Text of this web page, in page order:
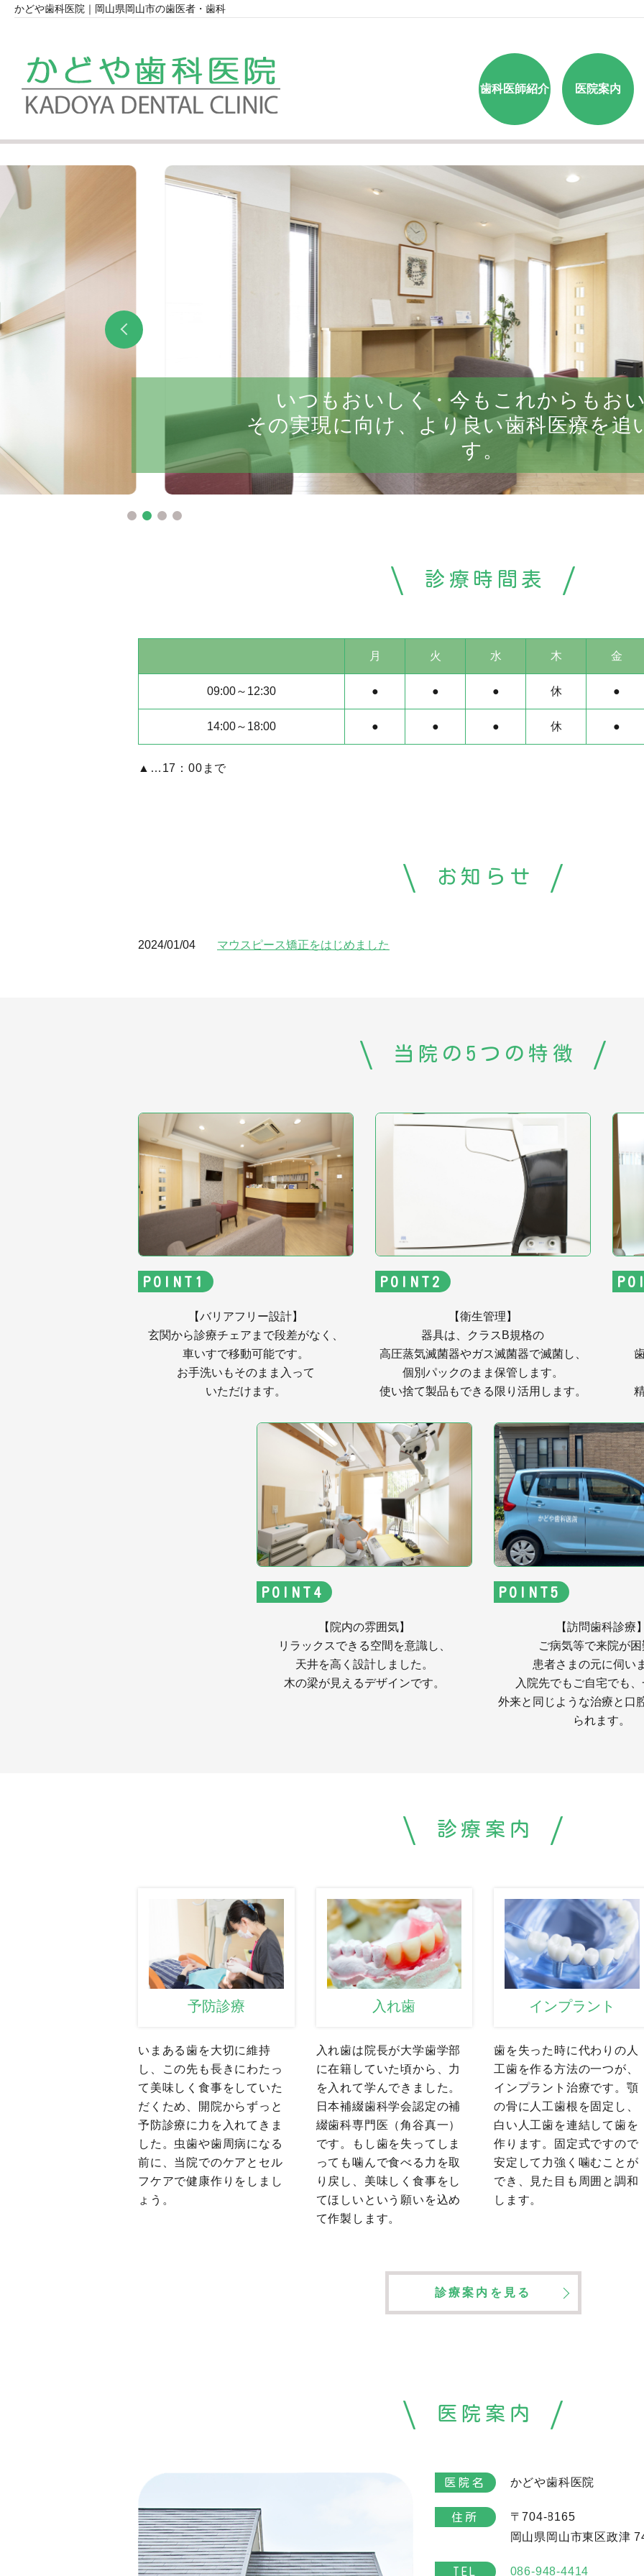
かどや歯科医院｜岡山県岡山市の歯医者・歯科
歯科医師紹介 医院案内
いつもおいしく・今もこれからもお
その実現に向け、より良い歯科医療を追
す。
診療時間表
月 火 水 木 金
09:00～12:30 ● ● ● 休 ●
14:00～18:00 ● ● ● 休 ●
▲…17：00まで
お知らせ
2024/01/04 マウスピース矯正をはじめました
当院の5つの特徴
POINT
【バリアフリー設計】
玄関から診療チェアまで段差がなく、
車いすで移動可能です。
お手洗いもそのまま入って
いただけます。
POINT
【衛生管理】
器具は、クラスB規格の
高圧蒸気滅菌器やガス滅菌器で滅菌し、
個別パックのまま保管します。
使い捨て製品もできる限り活用します。
POINT
【院内の雰囲気】
リラックスできる空間を意識し、
天井を高く設計しました。
木の梁が見えるデザインです。
POINT
【訪問歯科診療
ご病気等で来院が
患者さまの元に伺い
入院先でもご自宅でも
外来と同じような治療と口
られます。
診療案内
予防診療
いまある歯を大切に維持
し、この先も長きにわたっ
て美味しく食事をしていた
だくため、開院からずっと
予防診療に力を入れてきま
した。虫歯や歯周病になる
前に、当院でのケアとセル
フケアで健康作りをしまし
ょう。
入れ歯
入れ歯は院長が大学歯学部
に在籍していた頃から、力
を入れて学んできました。
日本補綴歯科学会認定の補
綴歯科専門医（角谷真一）
です。もし歯を失ってしま
っても噛んで食べる力を取
り戻し、美味しく食事をし
てほしいという願いを込め
て作製します。
インプラント
歯を失った時に代わりの人
工歯を作る方法の一つが、
インプラント治療です。顎
の骨に人工歯根を固定し、
白い人工歯を連結して歯を
作ります。固定式ですので
安定して力強く噛むことが
でき、見た目も周囲と調和
します。
診療案内を見る
医院案内
医院名 かどや歯科医院
住所
〒704-8165
岡山県岡山市東区政津
TEL 086-948-4414